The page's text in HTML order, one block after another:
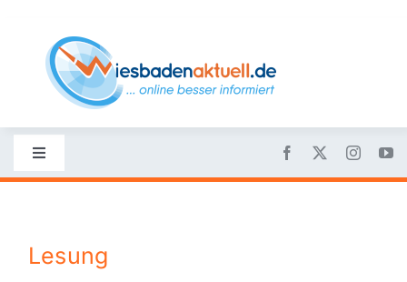
content
Toggle
Navigation
Nachrichten
Lesung